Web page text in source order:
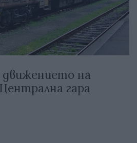
на
гара